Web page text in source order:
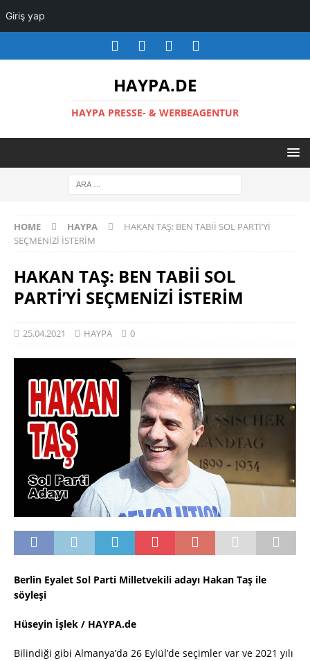
HAYPA.DE
HAYPA PRESSE- & WERBEAGENTUR
HOME HAYPA
HAKAN TAŞ: BEN TABİİ SOL PARTİ’Yİ
SEÇMENİZİ İSTERİM
HAKAN TAŞ: BEN TABİİ SOL
PARTİ’Yİ SEÇMENİZİ İSTERİM
25.04.2021 HAYPA 0
Berlin Eyalet Sol Parti Milletvekili adayı Hakan Taş ile
söyleşi
Hüseyin İşlek / HAYPA.de
Bilindiği gibi Almanya’da 26 Eylül’de seçimler var ve 2021 yılı
Giriş yap